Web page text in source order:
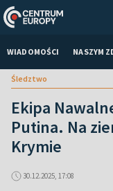
WIADOMOŚCI NASZYM
Śledztwo
Ekipa
Putina. Na
Krymie
30.12.2025, 17:08